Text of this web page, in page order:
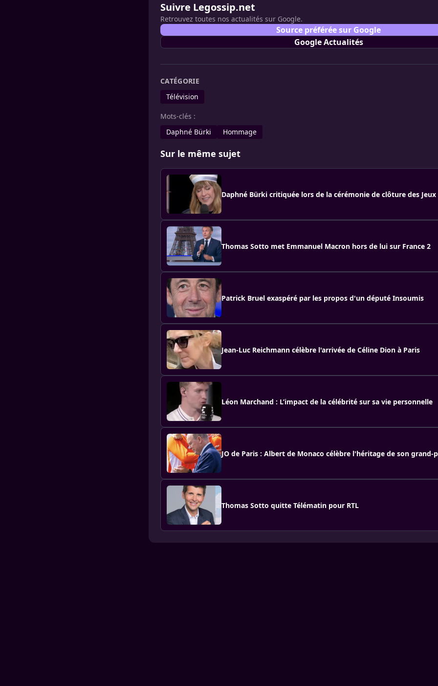
Suivre Legossip.net
Retrouvez toutes nos actualités sur Google.
Source préférée sur Google
Google Actualités
CATÉGORIE
Télévision
Mots-clés :
Daphné Bürki
Hommage
Sur le même sujet
Daphné Bürki critiquée lors de la cérémonie de clôture des
Thomas Sotto met Emmanuel Macron hors de lui sur France 2
Patrick Bruel exaspéré par les propos d'un député Insoumis
Jean-Luc Reichmann célèbre l'arrivée de Céline Dion à Paris
Léon Marchand : L’impact de la célébrité sur sa vie personnelle
JO de Paris : Albert de Monaco célèbre l'héritage de son grand-
Thomas Sotto quitte Télématin pour RTL